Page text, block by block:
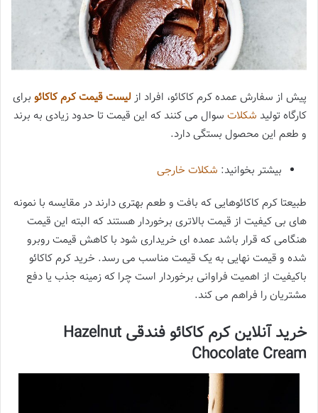
پیش از سفارش عمده کرم کاکائو، افراد از لیست قیمت کرم کاکائو برای
کارگاه تولید شکلات سوال می کنند که این قیمت تا حدود زیادی به برند
و طعم این محصول بستگی دارد.
بیشتر بخوانید: شکلات خارجی
طبیعتا کرم کاکائوهایی که بافت و طعم بهتری دارند در مقایسه با نمونه
های بی کیفیت از قیمت بالاتری برخوردار هستند که البته این قیمت
هنگامی که قرار باشد عمده ای خریداری شود با کاهش قیمت روبرو
شده و قیمت نهایی به یک قیمت مناسب می رسد. خرید کرم کاکائو
باکیفیت از اهمیت فراوانی برخوردار است چرا که زمینه جذب یا دفع
مشتریان را فراهم می کند.
خرید آنلاین کرم کاکائو فندقی Hazelnut
Chocolate Cream